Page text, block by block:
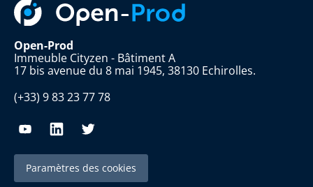
Open-Prod
Immeuble Cityzen - Bâtiment A
17 bis avenue du 8 mai 1945, 38130 Echirolles.
(+33) 9 83 23 77 78
Paramètres des cookies